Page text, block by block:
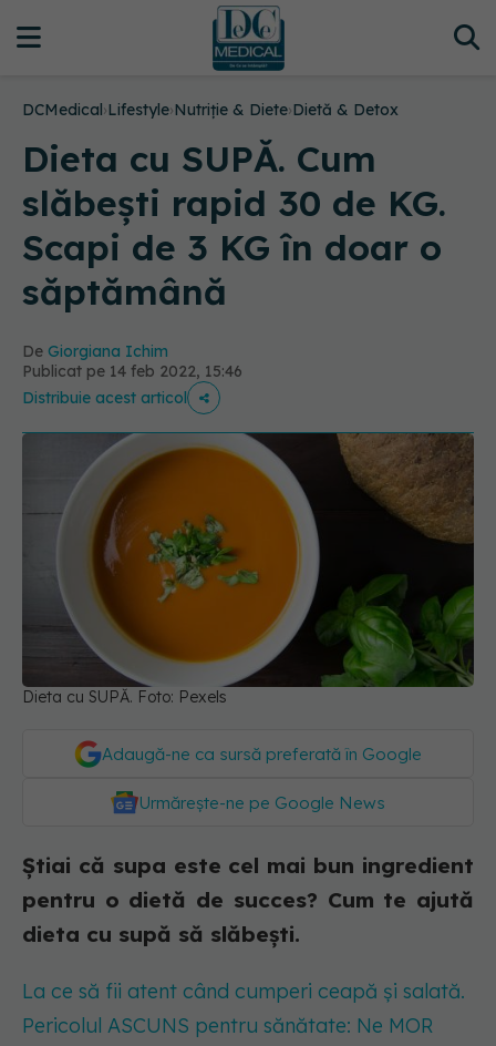
DCMedical›Lifestyle›Nutriție & Diete›Dietă & Detox
Dieta cu SUPĂ. Cum
slăbești rapid 30 de KG.
Scapi de 3 KG în doar o
săptămână
De Giorgiana Ichim
Publicat pe 14 feb 2022, 15:46
Distribuie acest articol
Dieta cu SUPĂ. Foto: Pexels
Adaugă-ne ca sursă preferată în Google
Urmărește-ne pe Google News
Știai că supa este cel mai bun ingredient
pentru o dietă de succes? Cum te ajută
dieta cu supă să slăbești.
La ce să fii atent când cumperi ceapă și salată.
Pericolul ASCUNS pentru sănătate: Ne MOR